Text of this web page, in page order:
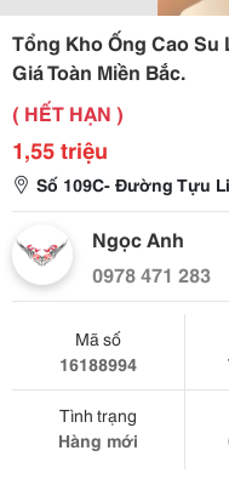
Tổng Kho Ống Cao Su
Giá Toàn Miền Bắc.
( HẾT HẠN )
1,55 triệu
Số 109C- Đường Tựu
Ngọc Anh
0978 471 283
Mã số
16188994
Tình trạng
Hàng mới